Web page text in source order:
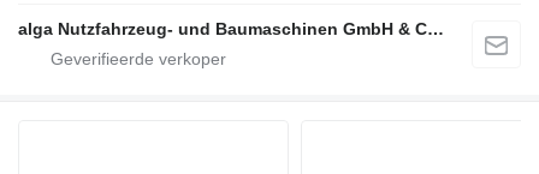
alga Nutzfahrzeug- und Baumaschinen GmbH & Co. KG